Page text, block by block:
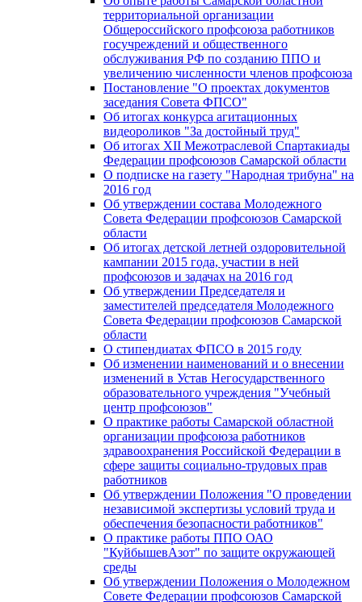
территориальной организации
Общероссийского профсоюза работников
госучреждений и общественного
обслуживания РФ по созданию ППО и
увеличению численности членов профсоюза
Постановление "О проектах документов
заседания Совета ФПСО"
Об итогах конкурса агитационных
видеороликов "За достойный труд"
Об итогах XII Межотраслевой Спартакиады
Федерации профсоюзов Самарской области
О подписке на газету "Народная трибуна" на
2016 год
Об утверждении состава Молодежного
Совета Федерации профсоюзов Самарской
области
Об итогах детской летней оздоровительной
кампании 2015 года, участии в ней
профсоюзов и задачах на 2016 год
Об утверждении Председателя и
заместителей председателя Молодежного
Совета Федерации профсоюзов Самарской
области
О стипендиатах ФПСО в 2015 году
Об изменении наименований и о внесении
изменений в Устав Негосударственного
образовательного учреждения "Учебный
центр профсоюзов"
О практике работы Самарской областной
организации профсоюза работников
здравоохранения Российской Федерации в
сфере защиты социально-трудовых прав
работников
Об утверждении Положения "О проведении
независимой экспертизы условий труда и
обеспечения безопасности работников"
О практике работы ППО ОАО
"КуйбышевАзот" по защите окружающей
среды
Об утверждении Положения о Молодежном
Совете Федерации профсоюзов Самарской